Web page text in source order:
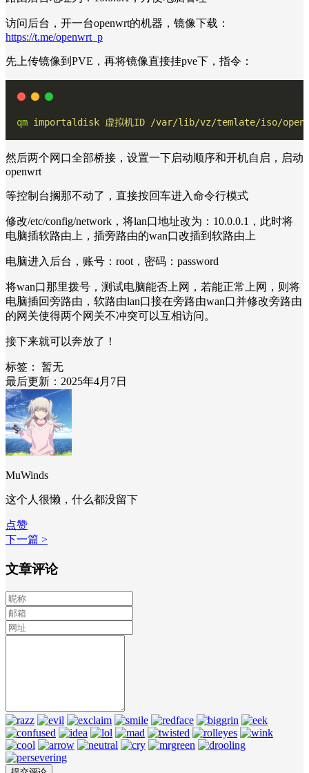
访问后台，开一台openwrt的机器，镜像下载：
https://t.me/openwrt_p
先上传镜像到PVE，再将镜像直接挂pve下，指令：
qm importaldisk 虚拟机ID /var/lib/vz/temlate/iso/
然后两个网口全部桥接，设置一下启动顺序和开机自启，启动
openwrt
等控制台搁那不动了，直接按回车进入命令行模式
修改/etc/config/network，将lan口地址改为：10.0.0.1，此时将
电脑插软路由上，插旁路由的wan口改插到软路由上
电脑进入后台，账号：root，密码：password
将wan口那里拨号，测试电脑能否上网，若能正常上网，则将
电脑插回旁路由，软路由lan口接在旁路由wan口并修改旁路由
的网关使得两个网关不冲突可以互相访问。
接下来就可以奔放了！
标签：
暂无
最后更新：2025年4月7日
MuWinds
这个人很懒，什么都没留下
点赞
下一篇 >
文章评论